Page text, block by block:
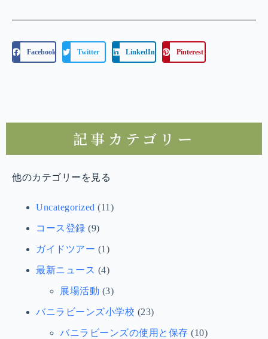
Facebook Twitter LinkedIn Pinterest
記事カテゴリー
他のカテゴリーを見る
Uncategorized (11)
コース登録 (9)
ガイドツアー (1)
最新ニュース (4)
展場活動 (3)
バニラビーンズ小学校 (23)
バニラビーンズの使用と保存 (10)